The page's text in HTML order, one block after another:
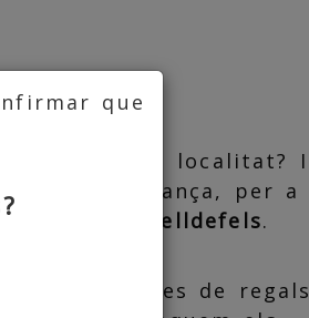
de la nostra localitat? I
i amb confiança, per a
de Castelldefels.
d'articles de regals
que